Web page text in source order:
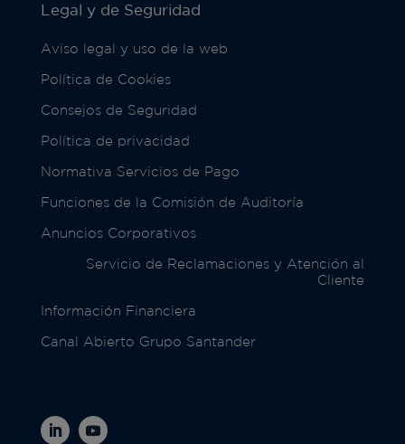
Legal y de Seguridad
Aviso legal y uso de la web
Política de Cookies
Consejos de Seguridad
Política de privacidad
Normativa Servicios de Pago
Funciones de la Comisión de Auditoría
Anuncios Corporativos
Servicio de Reclamaciones y Atención al
Cliente
Información Financiera
Canal Abierto Grupo Santander